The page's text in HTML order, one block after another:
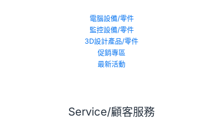
電腦設備/零件
監控設備/零件
3D設計產品/零件
促銷專區
最新活動
Service/顧客服務